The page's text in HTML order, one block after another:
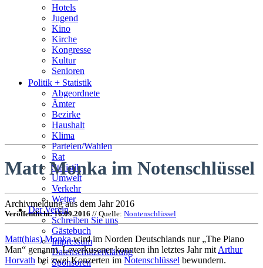
Hotels
Jugend
Kino
Kirche
Kongresse
Kultur
Senioren
Stadtführer
Straßen
Politik + Statistik
Abgeordnete
Ämter
Bezirke
Haushalt
Klima
Parteien/Wahlen
Rat
Statistik
Umwelt
Verkehr
Wetter
Der Verein
Schreiben Sie uns
Gästebuch
Impressum
Datenschutzerklärung
Sponsoren
Matt Monka im Notenschlüssel
Archivmeldung aus dem Jahr 2016
Veröffentlicht: 16.09.2016 // Quelle: Nontenschlüssel
Matt(hias) Monkawird im Norden Deutschlands nur „The Piano
Man“ genannt. Leverkusener konnten ihn letztes Jahr mit Arthur
Horvath bei zwei Konzerten im Notenschlüssel bewundern.